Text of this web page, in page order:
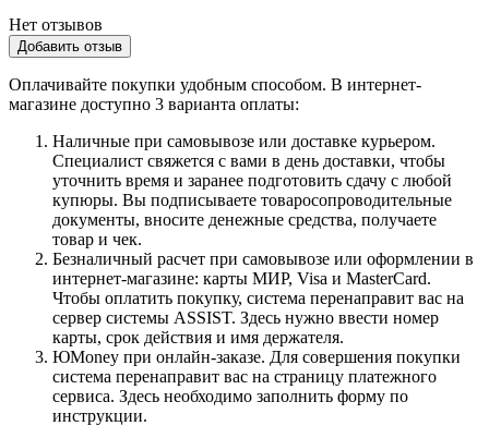
Нет отзывов
Добавить отзыв
Оплачивайте покупки удобным способом. В интернет-
магазине доступно 3 варианта оплаты:
Наличные при самовывозе или доставке курьером.
Специалист свяжется с вами в день доставки, чтобы
уточнить время и заранее подготовить сдачу с любой
купюры. Вы подписываете товаросопроводительные
документы, вносите денежные средства, получаете
товар и чек.
Безналичный расчет при самовывозе или оформлении в
интернет-магазине: карты МИР, Visa и MasterCard.
Чтобы оплатить покупку, система перенаправит вас на
сервер системы ASSIST. Здесь нужно ввести номер
карты, срок действия и имя держателя.
ЮMoney при онлайн-заказе. Для совершения покупки
система перенаправит вас на страницу платежного
сервиса. Здесь необходимо заполнить форму по
инструкции.